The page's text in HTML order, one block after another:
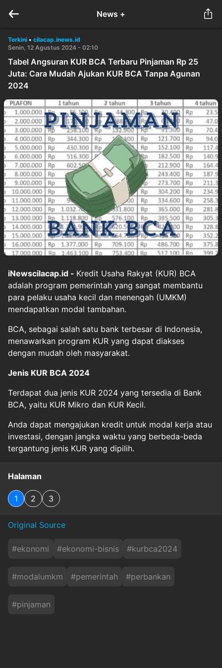
News +
Terkini • cilacap.inews.id
Senin, 12 Agustus 2024 - 02:10
Tabel Angsuran KUR BCA Terbaru Pinjaman Rp 25
Juta: Cara Mudah Ajukan KUR BCA Tanpa Agunan
2024
iNewscilacap.id - Kredit Usaha Rakyat (KUR) BCA
adalah program pemerintah yang sangat membantu
para pelaku usaha kecil dan menengah (UMKM)
mendapatkan modal tambahan.
BCA, sebagai salah satu bank terbesar di Indonesia,
menawarkan program KUR yang dapat diakses
dengan mudah oleh masyarakat.
Jenis KUR BCA 2024
Terdapat dua jenis KUR 2024 yang tersedia di Bank
BCA, yaitu KUR Mikro dan KUR Kecil.
Anda dapat mengajukan kredit untuk modal kerja atau
investasi, dengan jangka waktu yang berbeda-beda
tergantung jenis KUR yang dipilih.
Halaman
1 2 3
Original Source
#ekonomi #ekonomi-bisnis #kurbca2024
#modalumkm #pemerintah #perbankan
#pinjaman